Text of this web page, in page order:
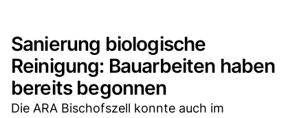
Sanierung biologische
Reinigung: Bauarbeiten haben
bereits begonnen
Die ARA Bischofszell konnte auch im